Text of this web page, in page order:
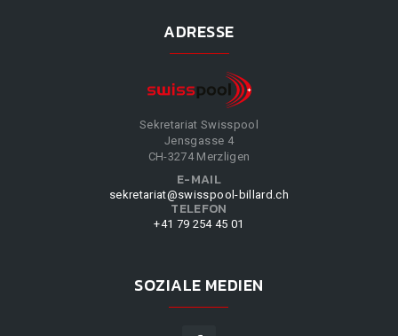
ADRESSE
Sekretariat Swisspool
Jensgasse 4
CH-3274 Merzligen
E-MAIL
sekretariat@swisspool-billard.ch
TELEFON
+41 79 254 45 01
SOZIALE MEDIEN